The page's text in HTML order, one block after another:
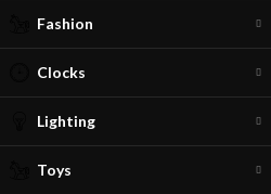
Fashion
Clocks
Lighting
Toys
Gift Collector
FREE
Сбор интерактивных подарков
конверсии